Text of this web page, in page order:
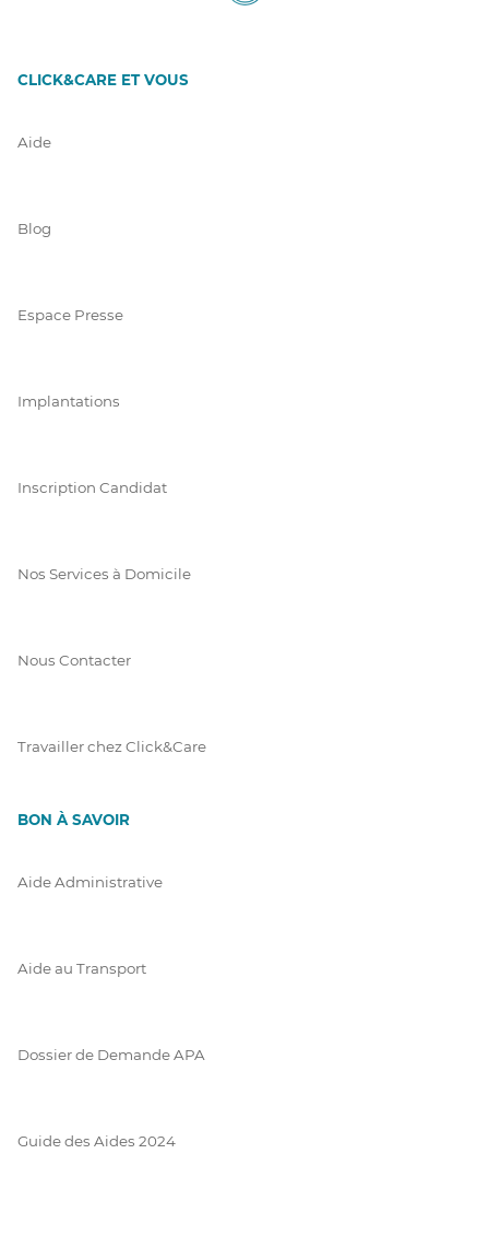
CLICK&CARE ET VOUS
Aide
Blog
Espace Presse
Implantations
Inscription Candidat
Nos Services à Domicile
Nous Contacter
Travailler chez Click&Care
BON À SAVOIR
Aide Administrative
Aide au Transport
Dossier de Demande APA
Guide des Aides 2024